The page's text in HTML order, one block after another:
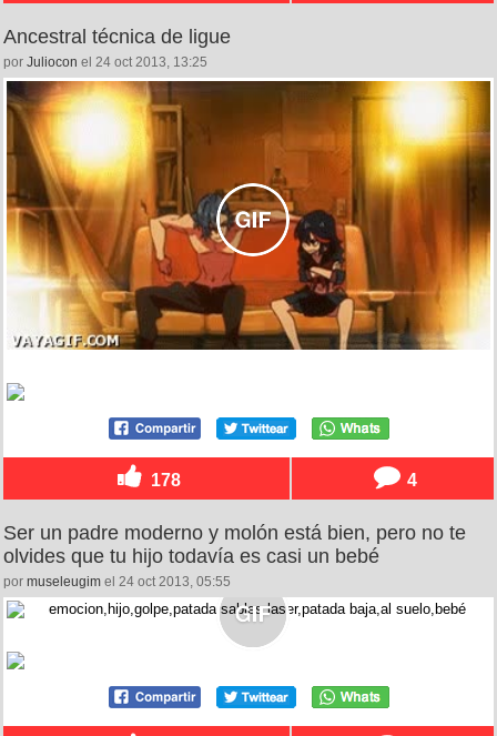
Ancestral técnica de ligue
por Juliocon el 24 oct 2013, 13:25
178 4
Ser un padre moderno y molón está bien, pero no te
olvides que tu hijo todavía es casi un bebé
por museleugim el 24 oct 2013, 05:55